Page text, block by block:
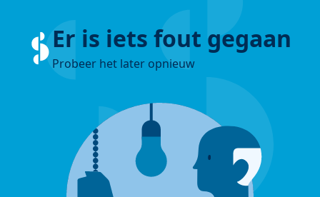
Er is iets fout gegaan
Probeer het later opnieuw